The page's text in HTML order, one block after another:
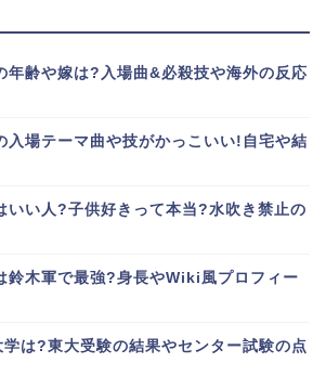
年齢や嫁は?入場曲&必殺技や海外の反応
入場テーマ曲や技がかっこいい!自宅や結
いい人?子供好きって本当?水吹き禁止の
鈴木軍で最強?身長やWiki風プロフィー
は?東大受験の結果やセンター試験の点